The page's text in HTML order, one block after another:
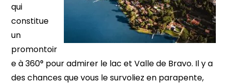
qui
constitue
un
promontoir
e à 360° pour admirer le lac et Valle de Bravo. Il y a
des chances que vous le survoliez en parapente,